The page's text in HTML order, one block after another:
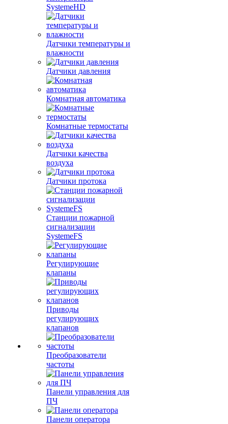
SystemeHD
Датчики температуры и
влажности
Датчики давления
Комнатная автоматика
Комнатные термостаты
Датчики качества
воздуха
Датчики протока
Станции пожарной
сигнализации
SystemeFS
Регулирующие
клапаны
Приводы
регулирующих
клапанов
Преобразователи
частоты
Панели управления для
ПЧ
Панели оператора